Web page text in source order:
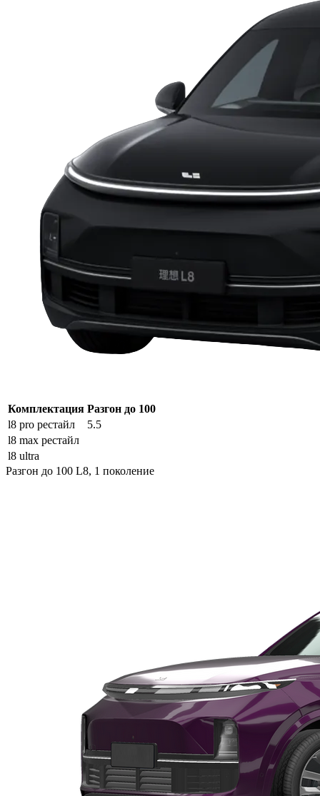
Комплектация Разгон до 100
l8 pro рестайл
5.5
l8 max рестайл
l8 ultra
Разгон до 100 L8, 1 поколение